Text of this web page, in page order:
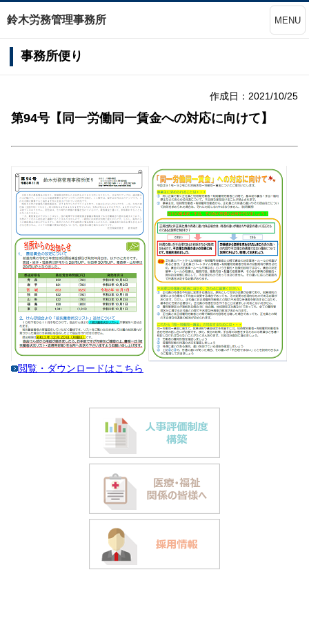
鈴木労務管理事務所 MENU
事務所便り
作成日：2021/10/25
第94号【同一労働同一賃金への対応に向けて】
閲覧・ダウンロードはこちら